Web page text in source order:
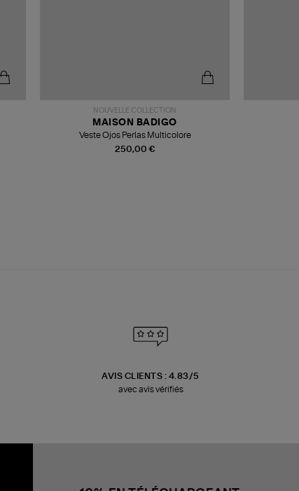
NOUVELLE COLLECTION
250,00 €
MAISON BADIGO
Veste Ojos Perlas Multicolore
AVIS CLIENTS : 4.83/5
avec avis vérifiés